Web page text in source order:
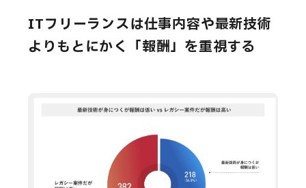
ITフリーランスは仕事内容や最新技術
よりもとにかく「報酬」を重視する